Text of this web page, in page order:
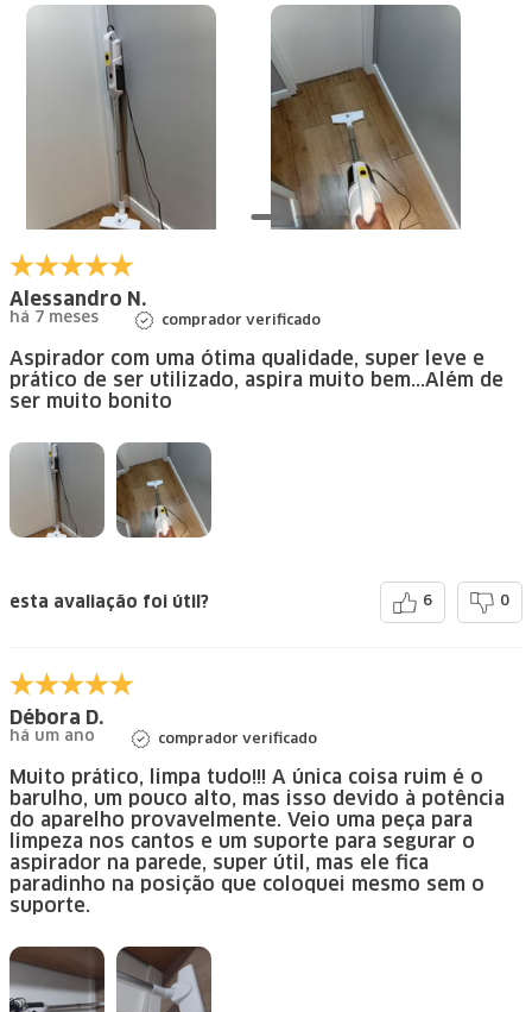
Alessandro N.
há 7 meses comprador verificado
Aspirador com uma ótima qualidade, super leve e
prático de ser utilizado, aspira muito bem...Além de
ser muito bonito
esta avaliação foi útil? 6 0
Débora D.
há um ano comprador verificado
Muito prático, limpa tudo!!! A única coisa ruim é o
barulho, um pouco alto, mas isso devido à potência
do aparelho provavelmente. Veio uma peça para
limpeza nos cantos e um suporte para segurar o
aspirador na parede, super útil, mas ele fica
paradinho na posição que coloquei mesmo sem o
suporte.